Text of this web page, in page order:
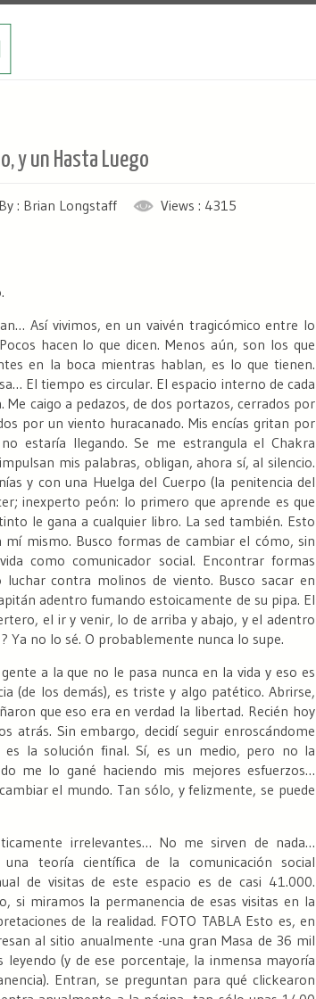
y un Hasta Luego
By : Brian Longstaff
Views : 4315
Así vivimos, en un vaivén tragicómico entre lo
hacen lo que dicen. Menos aún, son los que
en la boca mientras hablan, es lo que tienen.
El tiempo es circular. El espacio interno de cada
Me caigo a pedazos, de dos portazos, cerrados por
por un viento huracanado. Mis encías gritan por
estaría llegando. Se me estrangula el Chakra
mis palabras, obligan, ahora sí, al silencio.
y con una Huelga del Cuerpo (la penitencia del
inexperto peón: lo primero que aprende es que
le gana a cualquier libro. La sed también. Esto
mí mismo. Busco formas de cambiar el cómo, sin
como comunicador social. Encontrar formas
contra molinos de viento. Busco sacar en
adentro fumando estoicamente de su pipa. El
el ir y venir, lo de arriba y abajo, y el adentro
Ya no lo sé. O probablemente nunca lo supe.
a la que no le pasa nunca en la vida y eso es
(de los demás), es triste y algo patético. Abrirse,
que eso era en verdad la libertad. Recién hoy
atrás. Sin embargo, decidí seguir enroscándome
la solución final. Sí, es un medio, pero no la
me lo gané haciendo mis mejores esfuerzos…
el mundo. Tan sólo, y felizmente, se puede
irrelevantes… No me sirven de nada…
teoría científica de la comunicación social
de visitas de este espacio es de casi 41.000.
si miramos la permanencia de esas visitas en la
de la realidad. FOTO TABLAEsto es, en
al sitio anualmente -una gran Masa de 36 mil
(y de ese porcentaje, la inmensa mayoría
Entran, se preguntan para qué clickearon